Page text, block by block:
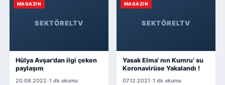
SEKTÖRELTV
MAGAZIN
Hülya Avşar’dan ilgi çeken
paylaşım
20.08.2022•1 dk okuma
SEKTÖRELTV
MAGAZIN
Yasak Elma‘ nın Kumru‘ su
Koronavirüse Yakalandı !
07.12.2021•1 dk okuma